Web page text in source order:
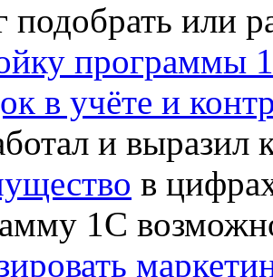
подобрать или
программы
в учёте и
и выразил
в
1С